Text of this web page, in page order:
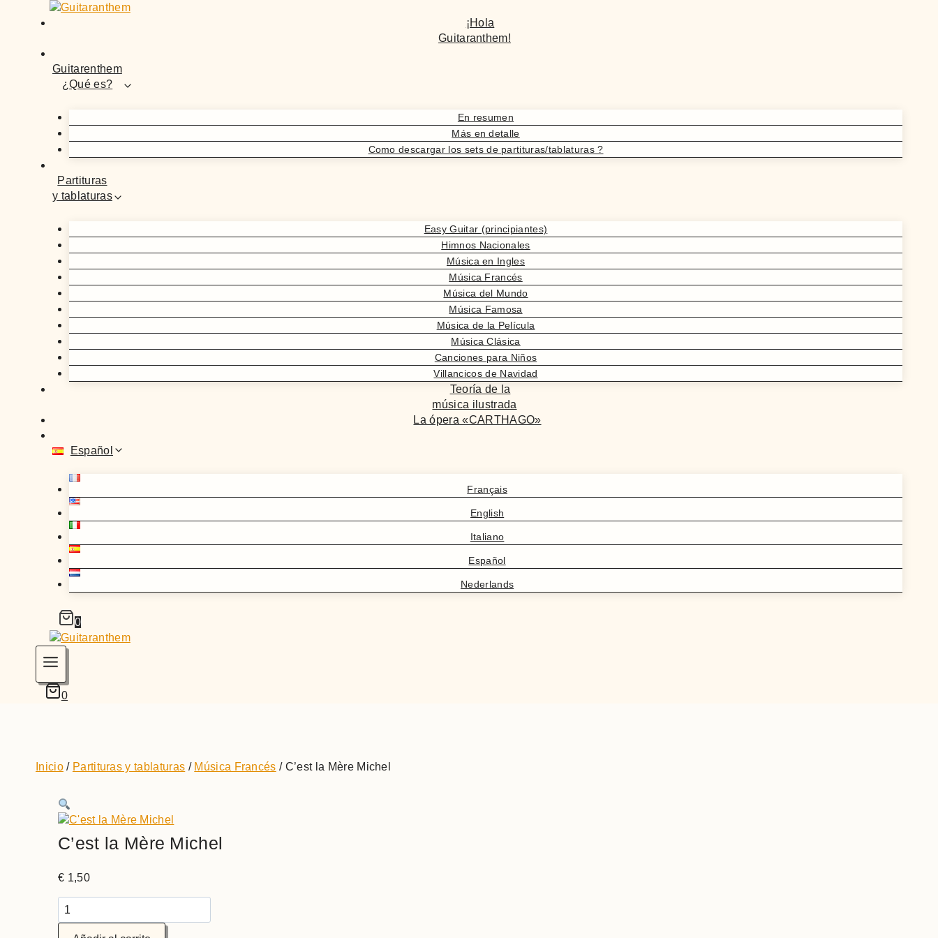
¡Hola
Guitaranthem!
Guitarenthem
¿Qué es?
En resumen
Más en detalle
Como descargar los sets de partituras/tablaturas ?
Partituras
y tablaturas
Easy Guitar (principiantes)
Himnos Nacionales
Música en Ingles
Música Francés
Música del Mundo
Música Famosa
Música de la Película
Música Clásica
Canciones para Niños
Villancicos de Navidad
Teoría de la
música ilustrada
La ópera «CARTHAGO»
Español
Français
English
Italiano
Español
Nederlands
0
0
Inicio / Partituras y tablaturas / Música Francés / C’est la Mère Michel
C’est la Mère Michel
€ 1,50
C'est
la
Mère